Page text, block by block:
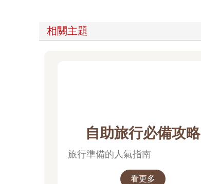
相關主題
自助旅行必備攻略
旅行準備的人氣指南
看更多